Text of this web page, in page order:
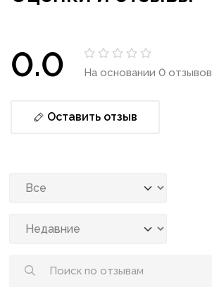
0.0 На основании 0 отзывов
Оставить отзыв